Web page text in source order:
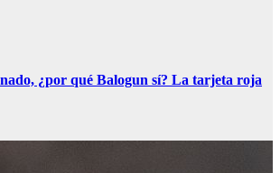
¿por qué Balogun sí? La tarjeta roja